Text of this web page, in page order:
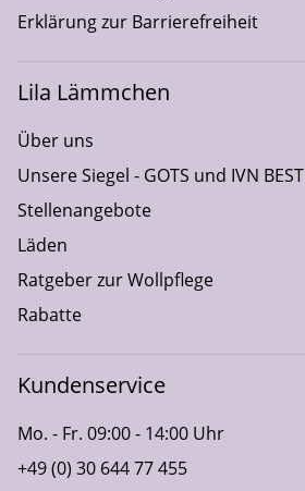
Erklärung zur Barrierefreiheit
Lila Lämmchen
Über uns
Unsere Siegel - GOTS und IVN BEST
Stellenangebote
Läden
Ratgeber zur Wollpflege
Rabatte
Kundenservice
Mo. - Fr. 09:00 - 14:00 Uhr
+49 (0) 30 644 77 455